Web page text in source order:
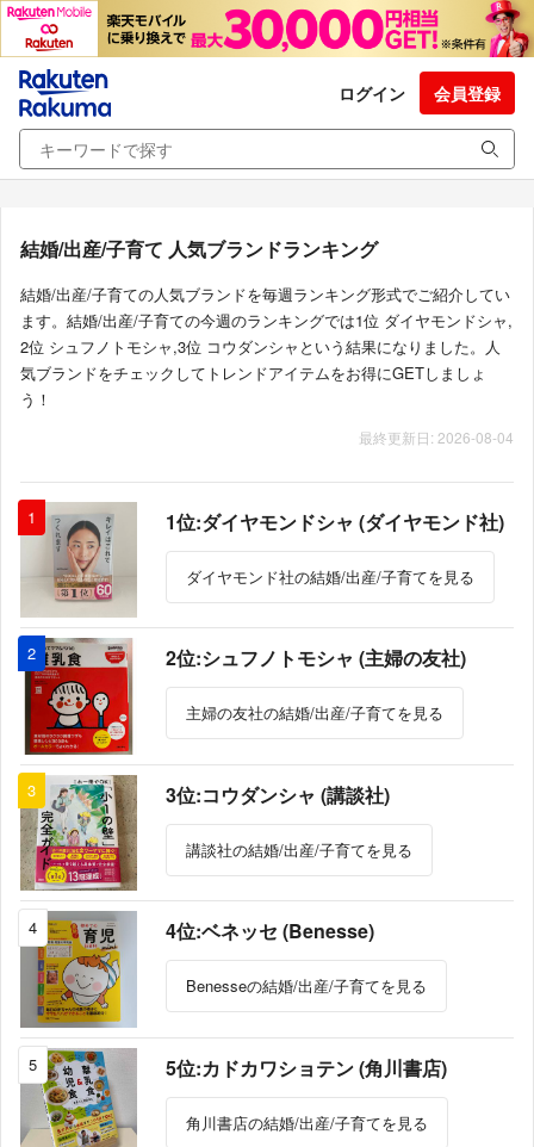
ログイン 会員登録
結婚/出産/子育て 人気ブランドランキング
結婚/出産/子育ての人気ブランドを毎週ランキング形式でご紹介してい
ます。結婚/出産/子育ての今週のランキングでは1位 ダイヤモンドシャ,
2位 シュフノトモシャ,3位 コウダンシャという結果になりました。人
気ブランドをチェックしてトレンドアイテムをお得にGETしましょ
う！
最終更新日: 2026-08-04
1 1位:ダイヤモンドシャ (ダイヤモンド社)
ダイヤモンド社の結婚/出産/子育てを見る
2 2位:シュフノトモシャ (主婦の友社)
主婦の友社の結婚/出産/子育てを見る
3 3位:コウダンシャ (講談社)
講談社の結婚/出産/子育てを見る
4 4位:ベネッセ (Benesse)
Benesseの結婚/出産/子育てを見る
5 5位:カドカワショテン (角川書店)
角川書店の結婚/出産/子育てを見る